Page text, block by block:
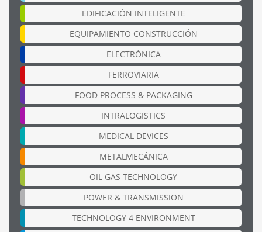
EDIFICACIÓN INTELIGENTE
EQUIPAMIENTO CONSTRUCCIÓN
ELECTRÓNICA
FERROVIARIA
FOOD PROCESS & PACKAGING
INTRALOGISTICS
MEDICAL DEVICES
METALMECÁNICA
OIL GAS TECHNOLOGY
POWER & TRANSMISSION
TECHNOLOGY 4 ENVIRONMENT